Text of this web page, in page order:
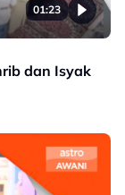
01:23
dan Isyak